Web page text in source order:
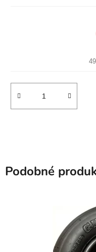
Podobné